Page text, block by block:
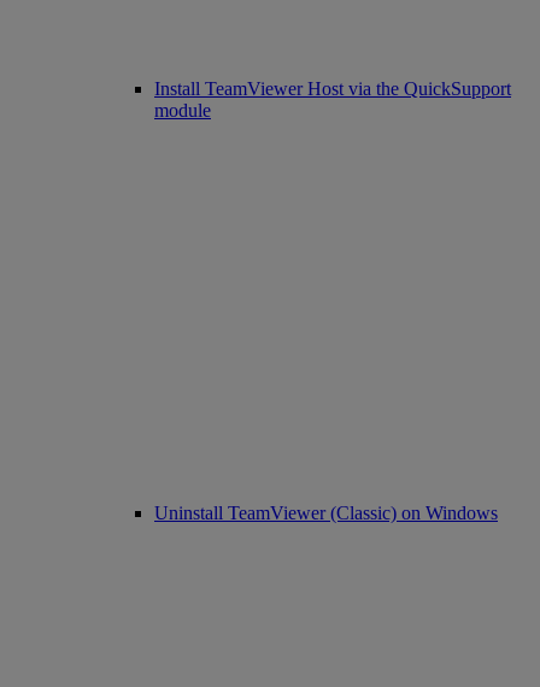
Install TeamViewer Host via the QuickSupport
module
Uninstall TeamViewer (Classic) on Windows